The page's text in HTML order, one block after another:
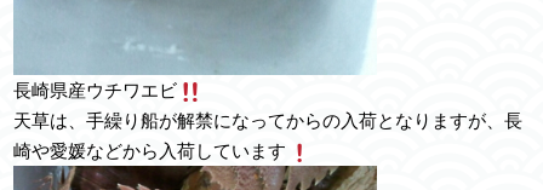
長崎県産ウチワエビ
天草は、手繰り船が解禁になってからの入荷となりますが、長
崎や愛媛などから入荷しています